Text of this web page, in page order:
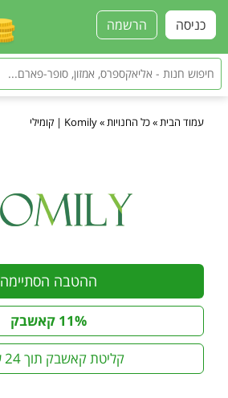
הרשמה כניסה
עמוד הבית »כל החנויות »Komily | קומילי
ההטבה הסתיימה
11% קאשבק
קליטת קאשבק תוך 24 שעות